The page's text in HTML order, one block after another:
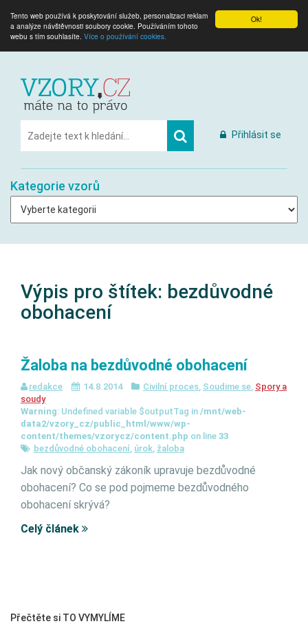
Ok!
Tento web používá k poskytování služeb, personalizaci reklam
a analýze návštěvnosti soubory cookie. Používáním tohoto
webu s tím souhlasíte. Více o používání cookies.
Přihlásit se
Kategorie vzorů
Výpis pro štítek: bezdůvodné
obohacení
Žaloba na bezdůvodné obohacení
redakce 14.8.2014 Civilní proces, Soudime se, Spory a
soudy
Warning: Undefined variable $outputTag in /mnt/web-
data2/vzory_cz/public_html/www/wp-
content/themes/vzorycz/content.php on line 33
bezdůvodné obohacení, úrok, žaloba
Jak nový občanský zákoník upravuje bezdůvodné
obohacení? Co se pod pojmeme bezdůvodného
obohacení skrývá?
Celý článek
Přečtěte si TO VYMYLÍME